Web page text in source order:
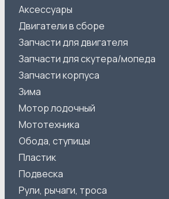
Аксессуары
Двигатели в сборе
Запчасти для двигателя
Запчасти для скутера/мопеда
Запчасти корпуса
Зима
Мотор лодочный
Мототехника
Обода, ступицы
Пластик
Подвеска
Рули, рычаги, троса